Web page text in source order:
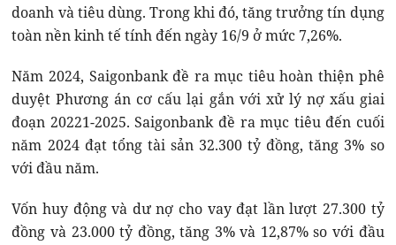
doanh và tiêu dùng. Trong khi đó, tăng trưởng tín dụng
toàn nền kinh tế tính đến ngày 16/9 ở mức 7,26%.
Năm 2024, Saigonbank đề ra mục tiêu hoàn thiện phê
duyệt Phương án cơ cấu lại gắn với xử lý nợ xấu giai
đoạn 20221-2025. Saigonbank đề ra mục tiêu đến cuối
năm 2024 đạt tổng tài sản 32.300 tỷ đồng, tăng 3% so
với đầu năm.
Vốn huy động và dư nợ cho vay đạt lần lượt 27.300 tỷ
đồng và 23.000 tỷ đồng, tăng 3% và 12,87% so với đầu